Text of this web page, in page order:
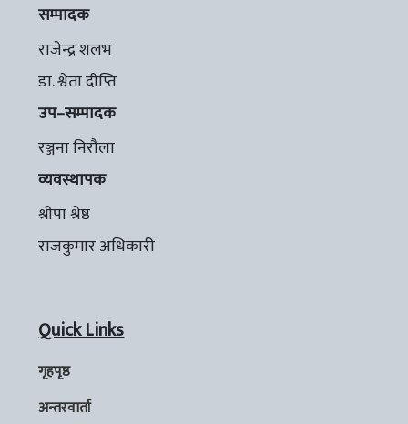
सम्पादक
राजेन्द्र शलभ
डा. श्वेता दीप्ति
उप–सम्पादक
रञ्जना निरौला
व्यवस्थापक
श्रीपा श्रेष्ठ
राजकुमार अधिकारी
Quick Links
गृहपृष्ठ
अन्तरवार्ता